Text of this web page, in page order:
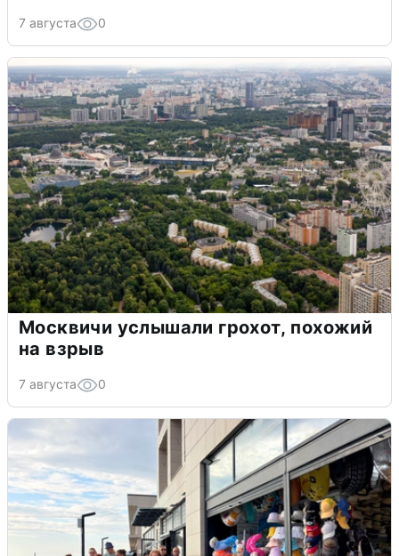
7 августа 0
Москвичи услышали грохот, похожий
на взрыв
7 августа 0